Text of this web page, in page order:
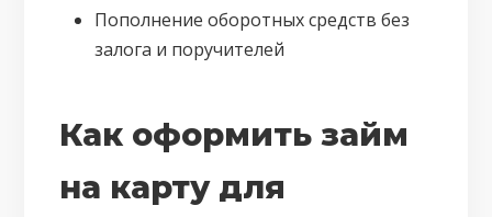
Пополнение оборотных средств без
залога и поручителей
Как оформить займ
на карту для